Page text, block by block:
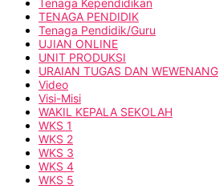
Tenaga Kependidikan
TENAGA PENDIDIK
Tenaga Pendidik/Guru
UJIAN ONLINE
UNIT PRODUKSI
URAIAN TUGAS DAN WEWENANG
Video
Visi-Misi
WAKIL KEPALA SEKOLAH
WKS 1
WKS 2
WKS 3
WKS 4
WKS 5